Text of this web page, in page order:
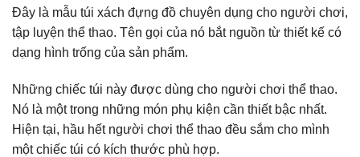
Đây là mẫu túi xách đựng đồ chuyên dụng cho người chơi,
tập luyện thể thao. Tên gọi của nó bắt nguồn từ thiết kế có
dạng hình trống của sản phẩm.
Những chiếc túi này được dùng cho người chơi thể thao.
Nó là một trong những món phụ kiện cần thiết bậc nhất.
Hiện tại, hầu hết người chơi thể thao đều sắm cho mình
một chiếc túi có kích thước phù hợp.